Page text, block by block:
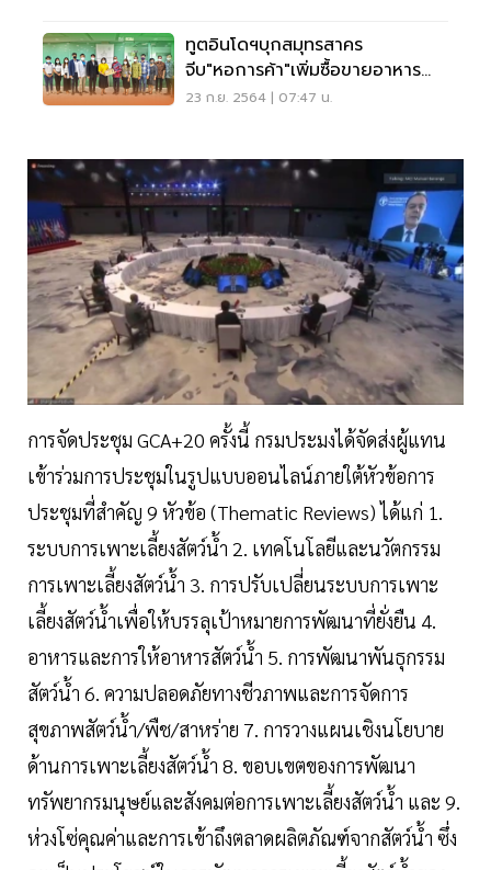
ทูตอินโดฯบุกสมุทรสาคร
จีบ"หอการค้า"เพิ่มซื้อขายอาหาร
ทะเล
23 ก.ย. 2564 | 07:47 น.
การจัดประชุม GCA+20 ครั้งนี้ กรมประมงได้จัดส่งผู้แทน
เข้าร่วมการประชุมในรูปแบบออนไลน์ภายใต้หัวข้อการ
ประชุมที่สำคัญ 9 หัวข้อ (Thematic Reviews) ได้แก่ 1.
ระบบการเพาะเลี้ยงสัตว์น้ำ 2. เทคโนโลยีและนวัตกรรม
การเพาะเลี้ยงสัตว์น้ำ 3. การปรับเปลี่ยนระบบการเพาะ
เลี้ยงสัตว์น้ำเพื่อให้บรรลุเป้าหมายการพัฒนาที่ยั่งยืน 4.
อาหารและการให้อาหารสัตว์น้ำ 5. การพัฒนาพันธุกรรม
สัตว์น้ำ 6. ความปลอดภัยทางชีวภาพและการจัดการ
สุขภาพสัตว์น้ำ/พืช/สาหร่าย 7. การวางแผนเชิงนโยบาย
ด้านการเพาะเลี้ยงสัตว์น้ำ 8. ขอบเขตของการพัฒนา
ทรัพยากรมนุษย์และสังคมต่อการเพาะเลี้ยงสัตว์น้ำ และ 9.
ห่วงโซ่คุณค่าและการเข้าถึงตลาดผลิตภัณฑ์จากสัตว์น้ำ ซึ่ง